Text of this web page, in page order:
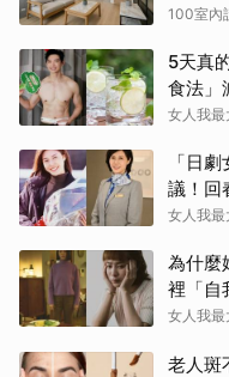
100室內
5天真
食法」
神
女人我最
「日
議！回
食是關
女人我最
為什麼
裡「自
多」讓
女人我最
老人斑